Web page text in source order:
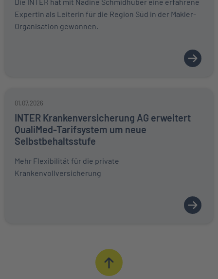
Expertin als Leiterin für die Region Süd in der Makler-
Organisation gewonnen.
01.07.2026
INTER Krankenversicherung AG erweitert
QualiMed-Tarifsystem um neue
Selbstbehaltsstufe
Mehr Flexibilität für die private
Krankenvollversicherung